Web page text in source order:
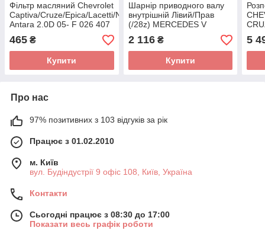
Фільтр масляний Chevrolet
Captiva/Cruze/Epica/Lacetti/Nubira/Opel
Antara 2.0D 05- F 026 407
071 (BOSCH)
465 ₴
Купити
Шарнір приводного валу
внутрішній Лівий/Прав
(/28z) MERCEDES V
(638/2), VITO (W638)
OPEL OMEGA A,
SENATOR A,
2 116₴
Купити
5
Про нас
97% позитивних з 103 відгуків за рік
Працює з 01.02.2010
м. Київ
вул. Будіндустрії 9 офіс 108, Київ, Україна
Контакти
Сьогодні працює з 08:30 до 17:00
Показати весь графік роботи